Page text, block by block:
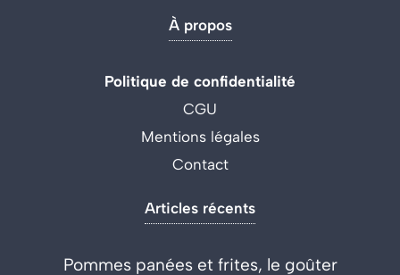
À propos
Politique de confidentialité
CGU
Mentions légales
Contact
Articles récents
Pommes panées et frites, le goûter